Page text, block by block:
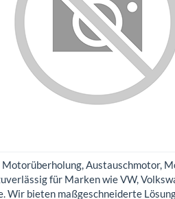
Austauschmotor,
für Marken wie VW,
Wir bieten maßgeschneiderte